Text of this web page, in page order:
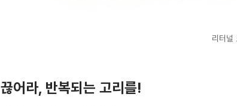
리터널
끊어라, 반복되는 고리를!